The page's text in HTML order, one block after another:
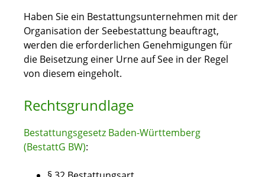
Haben Sie ein Bestattungsunternehmen mit der
Organisation der Seebestattung beauftragt,
werden die erforderlichen Genehmigungen für
die Beisetzung einer Urne auf See in der Regel
von diesem eingeholt.
Rechtsgrundlage
Bestattungsgesetz Baden-Württemberg
(BestattG BW):